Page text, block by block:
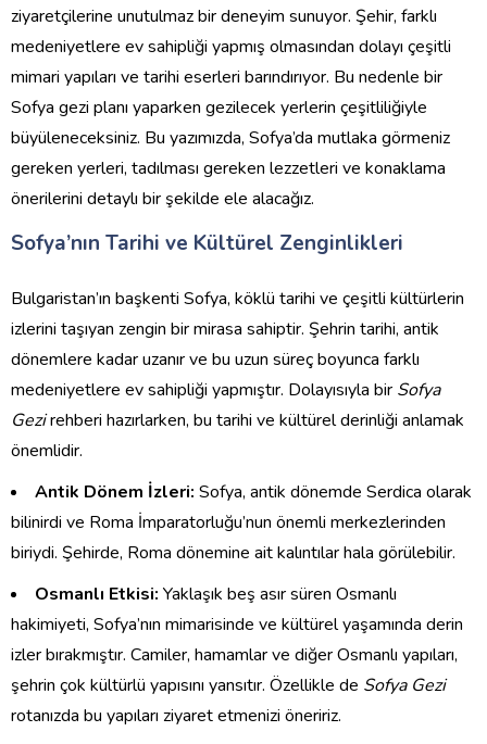
ziyaretçilerine unutulmaz bir deneyim sunuyor. Şehir, farklı
medeniyetlere ev sahipliği yapmış olmasından dolayı çeşitli
mimari yapıları ve tarihi eserleri barındırıyor. Bu nedenle bir
Sofya gezi planı yaparken gezilecek yerlerin çeşitliliğiyle
büyüleneceksiniz. Bu yazımızda, Sofya’da mutlaka görmeniz
gereken yerleri, tadılması gereken lezzetleri ve konaklama
önerilerini detaylı bir şekilde ele alacağız.
Sofya’nın Tarihi ve Kültürel Zenginlikleri
Bulgaristan’ın başkenti Sofya, köklü tarihi ve çeşitli kültürlerin
izlerini taşıyan zengin bir mirasa sahiptir. Şehrin tarihi, antik
dönemlere kadar uzanır ve bu uzun süreç boyunca farklı
medeniyetlere ev sahipliği yapmıştır. Dolayısıyla bir Sofya
Gezirehberi hazırlarken, bu tarihi ve kültürel derinliği anlamak
önemlidir.
Antik Dönem İzleri: Sofya, antik dönemde Serdica olarak
bilinirdi ve Roma İmparatorluğu’nun önemli merkezlerinden
biriydi. Şehirde, Roma dönemine ait kalıntılar hala görülebilir.
Osmanlı Etkisi: Yaklaşık beş asır süren Osmanlı
hakimiyeti, Sofya’nın mimarisinde ve kültürel yaşamında derin
izler bırakmıştır. Camiler, hamamlar ve diğer Osmanlı yapıları,
şehrin çok kültürlü yapısını yansıtır. Özellikle de Sofya Gezi
rotanızda bu yapıları ziyaret etmenizi öneririz.